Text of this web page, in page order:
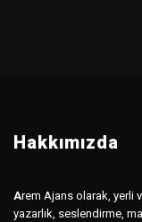
Hakkımızda
Arem Ajans olarak, yerli
yazarlık, seslendirme,